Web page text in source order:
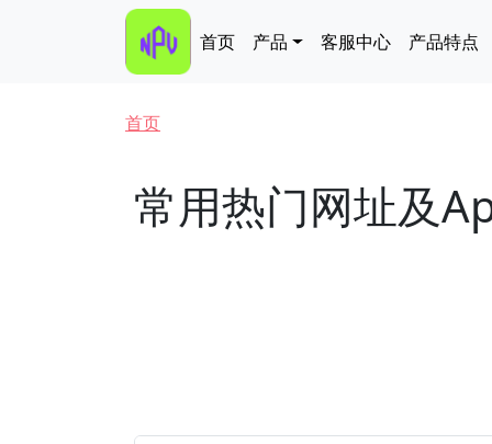
Main navigation
首页 产品 客服中心 产品特点
面包屑
首页
常用热门网址及